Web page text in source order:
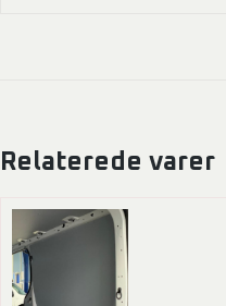
Relaterede varer